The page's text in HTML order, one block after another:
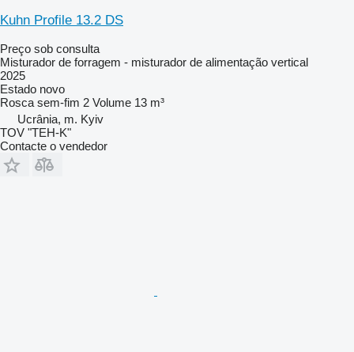
Kuhn Profile 13.2 DS
Preço sob consulta
Misturador de forragem - misturador de alimentação vertical
2025
Estado novo
Rosca sem-fim 2 Volume 13 m³
Ucrânia, m. Kyiv
TOV "TEH-K"
Contacte o vendedor